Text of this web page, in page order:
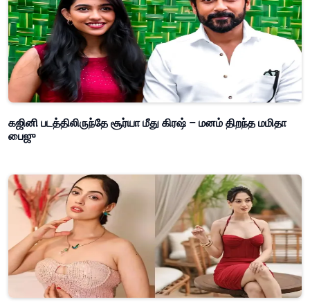
கஜினி படத்திலிருந்தே சூர்யா மீது கிரஷ் – மனம் திறந்த மமிதா
பைஜு